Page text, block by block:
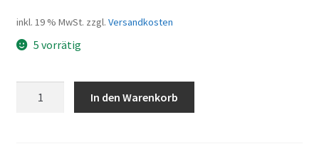
inkl. 19 % MwSt. zzgl. Versandkosten
5 vorrätig
In den Warenkorb